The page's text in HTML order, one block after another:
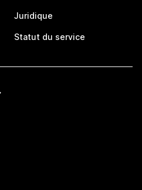
Juridique
Statut du service